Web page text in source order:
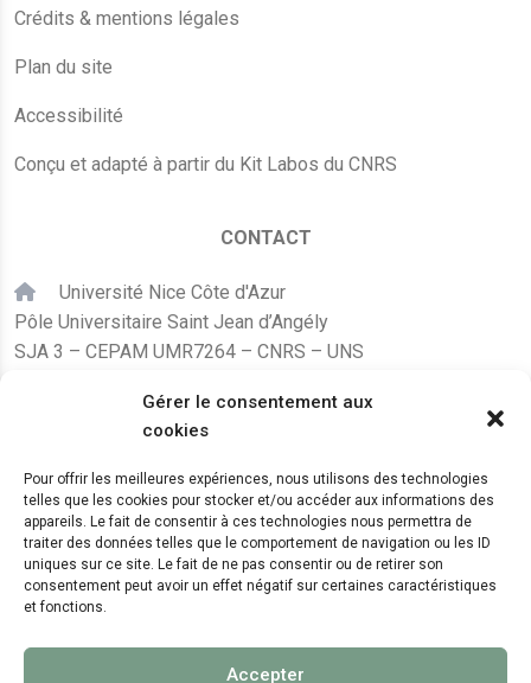
Gérer le consentement aux
cookies
Pour offrir les meilleures expériences, nous utilisons des technologies
telles que les cookies pour stocker et/ou accéder aux informations des
appareils. Le fait de consentir à ces technologies nous permettra de
traiter des données telles que le comportement de navigation ou les ID
uniques sur ce site. Le fait de ne pas consentir ou de retirer son
consentement peut avoir un effet négatif sur certaines caractéristiques
et fonctions.
Accepter
Crédits & mentions légales
Plan du site
Accessibilité
Conçu et adapté à partir du Kit Labos du CNRS
CONTACT
Université Nice Côte d'Azur
Pôle Universitaire Saint Jean d’Angély
SJA 3 – CEPAM UMR7264 – CNRS – UNS
+33 (0)4 89 15 24 08
LE CEPAM EST HÉBERGÉ PAR